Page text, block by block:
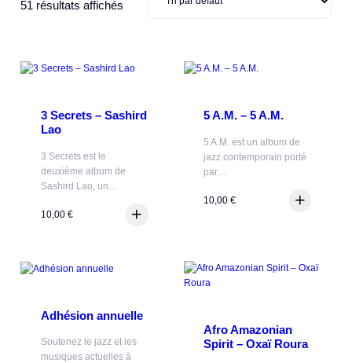
51 résultats affichés
3 Secrets – Sashird
Lao
3 Secrets est le
deuxième album de
Sashird Lao, un…
10,00 €
5 A.M. – 5 A.M.
5 A.M. est un album de
jazz contemporain porté
par…
10,00€
Adhésion annuelle
Soutenez le jazz et les
musiques actuelles à
Afro Amazonian
Spirit – Oxaï Roura